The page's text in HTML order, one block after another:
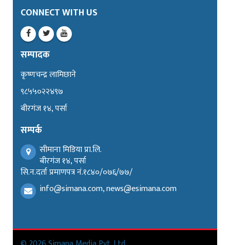
CONNECT WITH US
सम्पादक
कृष्णचन्द्र लामिछाने
९८५५०२२४९७
बीरगंज १४, पर्सा
सम्पर्क
सीमाना मिडिया प्रा.लि.
बीरगंज १४, पर्सा
सि.न.दर्ता प्रमाणपत्र नं.१८४०/०७६/७७/
info@simana.com, news@esimana.com